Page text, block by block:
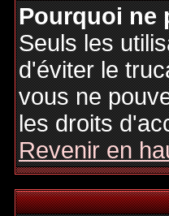
Pourquoi ne
Seuls les
d'éviter le
vous ne
les droits
Revenir en